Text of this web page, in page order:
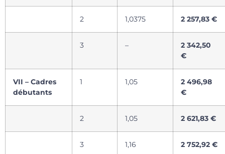
2 1,0375 2 257,83 €
3 –
2 342,50
€
VII – Cadres
débutants
1 1,05
2 496,98
€
2 1,05 2 621,83 €
3 1,16 2 752,92 €